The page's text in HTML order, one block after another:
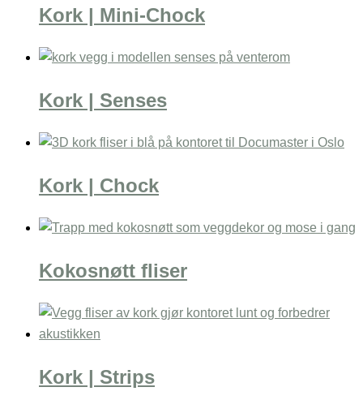
Kork | Mini-Chock
Kork | Senses
Kork | Chock
Kokosnøtt fliser
Kork | Strips